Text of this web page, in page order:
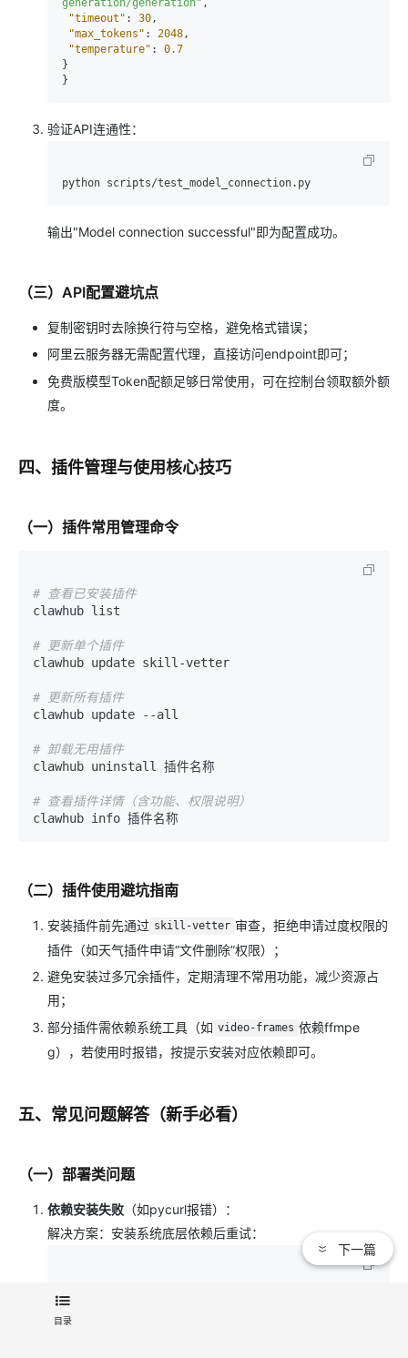
"timeout" : 30 ,
"max_tokens" : 2048 ,
"temperature" :
0.7
}
}
验证API连通性：
输出"Model connection successful"即为配置成功。
（三）API配置避坑点
复制密钥时去除换行符与空格，避免格式错误；
阿里云服务器无需配置代理，直接访问endpoint即可；
免费版模型Token配额足够日常使用，可在控制台领取额外额
度。
四、插件管理与使用核心技巧
（一）插件常用管理命令
# 查看已安装插件
clawhub list
# 更新单个插件
clawhub update skill-vetter
# 更新所有插件
clawhub update --all
# 卸载无用插件
clawhub uninstall 插件名称
# 查看插件详情（含功能、权限说明）
（二）插件使用避坑指南
安装插件前先通过 skill-vetter 审查，拒绝申请过度权限的
插件（如天气插件申请“文件删除”权限）；
避免安装过多冗余插件，定期清理不常用功能，减少资源占
用；
部分插件需依赖系统工具（如 video-frames 依赖ffmpe
g），若使用时报错，按提示安装对应依赖即可。
五、常见问题解答（新手必看）
（一）部署类问题
依赖安装失败 （如pycurl报错）：
解决方案：安装系统底层依赖后重试：
# Linux
目录
下一篇